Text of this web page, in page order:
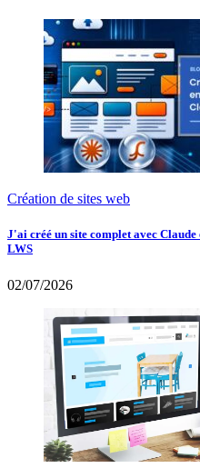
Création de sites web
J'ai créé un site complet avec
LWS
02/07/2026